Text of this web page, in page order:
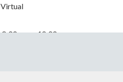
Virtual
8:00 a.m. - 12:00 p.m.